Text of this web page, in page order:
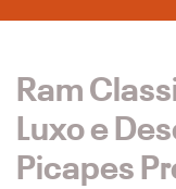
Ram
Luxo e
Picapes